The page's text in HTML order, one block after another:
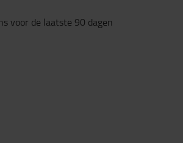
voor de laatste 90 dagen